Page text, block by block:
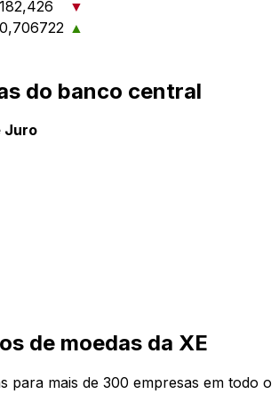
182,426
▼
0,706722 ▲
do banco central
Juro
de moedas da XE
para mais de 300 empresas em todo o